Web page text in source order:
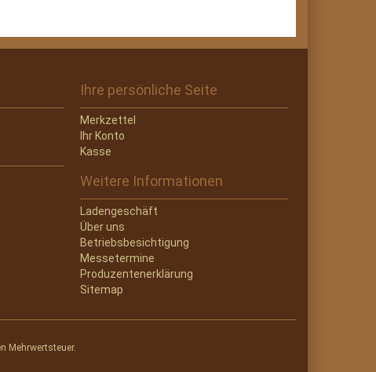
Ihre persönliche Seite
Merkzettel
Ihr Konto
Kasse
Weitere Informationen
Ladengeschäft
Über uns
Betriebsbesichtigung
Messetermine
Produzentenerklärung
Sitemap
Mehrwertsteuer.